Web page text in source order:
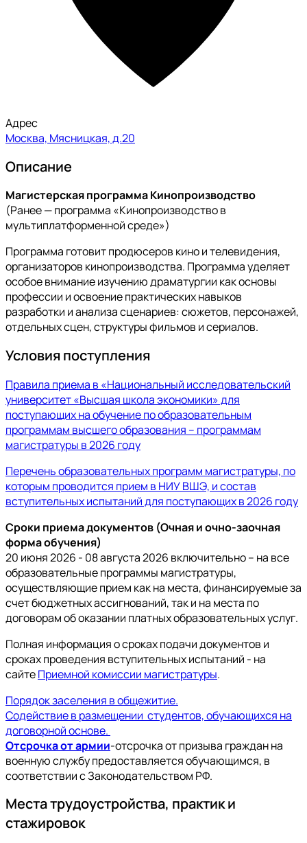
Адрес
Москва, Мясницкая, д.20
Описание
Магистерская программа Кинопроизводство
(Ранее ­— программа «Кинопроизводство в
мультиплатформенной среде»)
Программа готовит продюсеров кино и телевидения,
организаторов кинопроизводства. Программа уделяет
особое внимание изучению драматургии как основы
профессии и освоение практических навыков
разработки и анализа сценариев: сюжетов, персонажей,
отдельных сцен, структуры фильмов и сериалов.
Условия поступления
Правила приема в «Национальный исследовательский
университет «Высшая школа экономики» для
поступающих на обучение по образовательным
программам высшего образования – программам
магистратуры в 2026 году
Перечень образовательных программ магистратуры, по
которым проводится прием в НИУ ВШЭ, и состав
вступительных испытаний для поступающих в 2026 году
Сроки приема документов (Очная и очно-заочная
форма обучения)
20 июня 2026 - 08 августа 2026 включительно – на все
образовательные программы магистратуры,
осуществляющие прием как на места, финансируемые за
счет бюджетных ассигнований, так и на места по
договорам об оказании платных образовательных услуг.
Полная информация о сроках подачи документов и
сроках проведения вступительных испытаний - на
сайтеПриемной комиссии магистратуры.
Порядок заселения в общежитие.
Содействие в размещении студентов, обучающихся на
договорной основе.
Отсрочка от армии-отсрочка от призыва граждан на
военную службу предоставляется обучающимся, в
соответствии с Законодательством РФ.
Места трудоустройства, практик и
стажировок